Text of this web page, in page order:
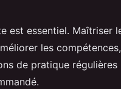
est essentiel. Maîtriser
les compétences,
de pratique régulières